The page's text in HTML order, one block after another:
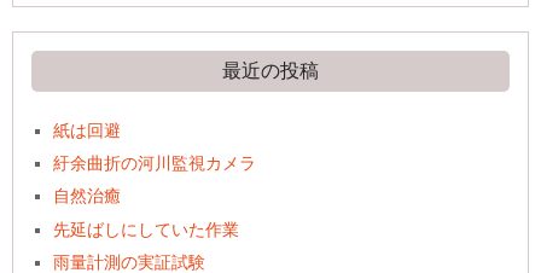
最近の投稿
紙は回避
紆余曲折の河川監視カメラ
自然治癒
先延ばしにしていた作業
雨量計測の実証試験